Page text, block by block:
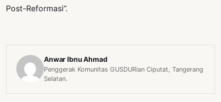
Post-Reformasi”.
Anwar Ibnu Ahmad
Penggerak Komunitas GUSDURian Ciputat, Tangerang
Selatan.